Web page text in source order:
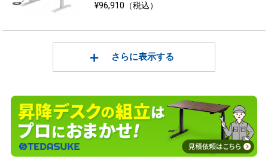
¥96,910（税込）
さらに表示する